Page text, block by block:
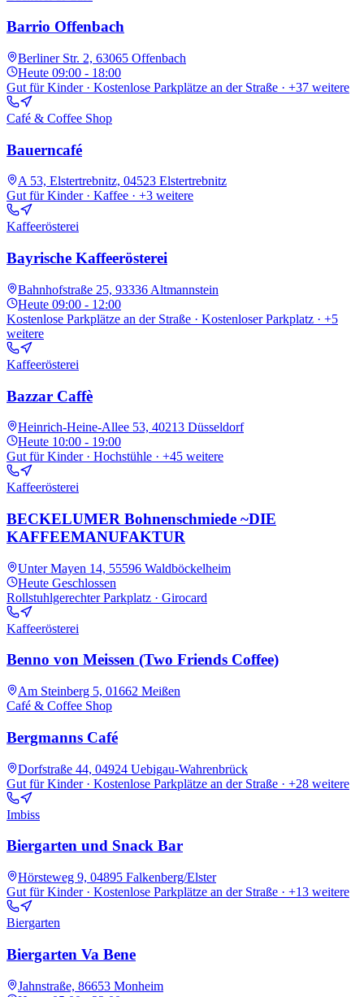
Barrio Offenbach
Berliner Str. 2, 63065 Offenbach
Heute 09:00 - 18:00
Gut für Kinder · Kostenlose Parkplätze an der Straße · +37 weitere
Café & Coffee Shop
Bauerncafé
A 53, Elstertrebnitz, 04523 Elstertrebnitz
Gut für Kinder · Kaffee · +3 weitere
Kaffeerösterei
Bayrische Kaffeerösterei
Bahnhofstraße 25, 93336 Altmannstein
Heute 09:00 - 12:00
Kostenlose Parkplätze an der Straße · Kostenloser Parkplatz · +5
weitere
Kaffeerösterei
Bazzar Caffè
Heinrich-Heine-Allee 53, 40213 Düsseldorf
Heute 10:00 - 19:00
Gut für Kinder · Hochstühle · +45 weitere
Kaffeerösterei
BECKELUMER Bohnenschmiede ~DIE
KAFFEEMANUFAKTUR
Unter Mayen 14, 55596 Waldböckelheim
Heute Geschlossen
Rollstuhlgerechter Parkplatz · Girocard
Kaffeerösterei
Benno von Meissen (Two Friends Coffee)
Am Steinberg 5, 01662 Meißen
Café & Coffee Shop
Bergmanns Café
Dorfstraße 44, 04924 Uebigau-Wahrenbrück
Gut für Kinder · Kostenlose Parkplätze an der Straße · +28 weitere
Imbiss
Biergarten und Snack Bar
Hörsteweg 9, 04895 Falkenberg/Elster
Gut für Kinder · Kostenlose Parkplätze an der Straße · +13 weitere
Biergarten
Biergarten Va Bene
Jahnstraße, 86653 Monheim